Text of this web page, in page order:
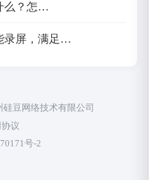
么？怎…
录屏，满足…
豆网络技术有限公司
议
号-2